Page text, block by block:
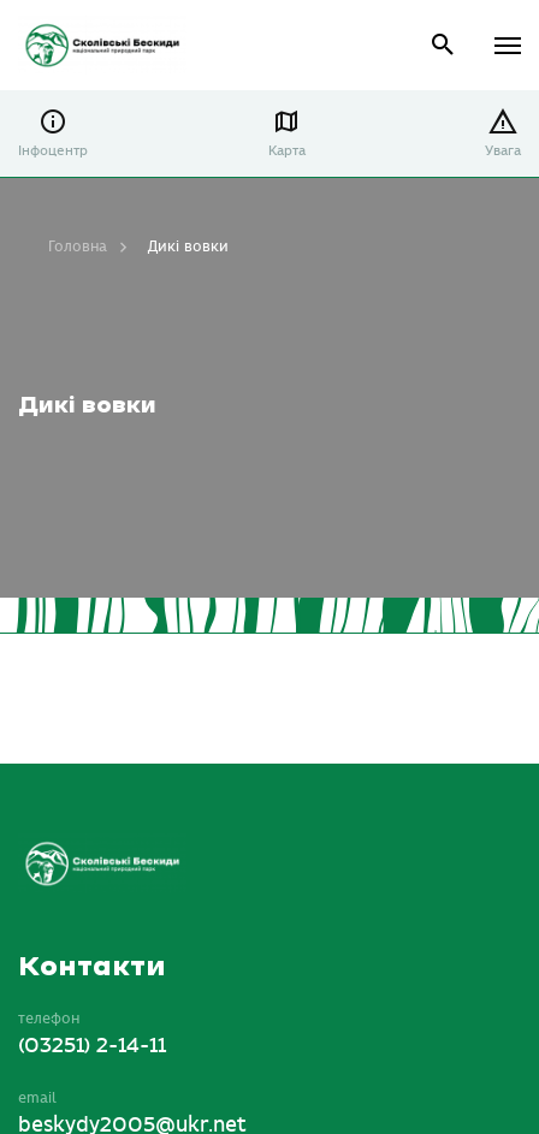
Інфоцентр Карта Увага
Дикі вовки
Головна Дикі вовки
Контакти
телефон
(03251) 2-14-11
email
beskydy2005@ukr.net